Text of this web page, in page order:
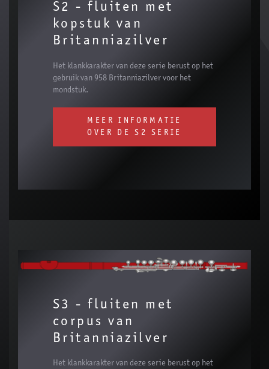
S2 - fluiten met
kopstuk van
Britanniazilver
Het klankkarakter van deze serie berust op het
gebruik van 958 Britanniazilver voor het
mondstuk.
MEER INFORMATIE
OVER DE S2 SERIE
S3 - fluiten met
corpus van
Britanniazilver
Het klankkarakter van deze serie berust op het